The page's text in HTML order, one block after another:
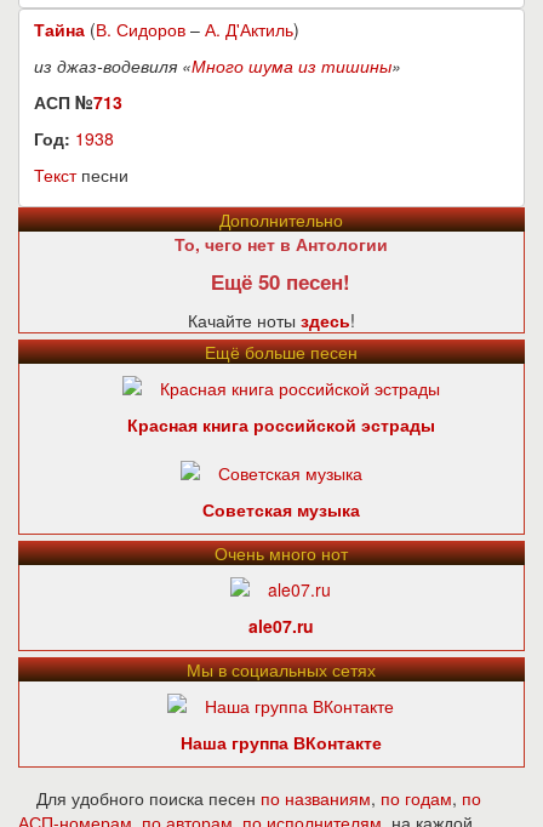
Тайна (В. Сидоров – А. Д'Актиль)
из джаз-водевиля «Много шума из тишины»
АСП №713
Год: 1938
Текстпесни
Дополнительно
То, чего нет в Антологии
Ещё 50 песен!
Качайте ноты здесь!
Ещё больше песен
Красная книга российской эстрады
Советская музыка
Очень много нот
ale07.ru
Мы в социальных сетях
Наша группа ВКонтакте
Для удобного поиска песен по названиям, по годам, по
АСП-номерам по авторам по исполнителям , на каждой